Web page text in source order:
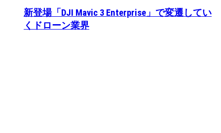
新登場「DJI Mavic 3 Enterprise」で変遷してい
くドローン業界